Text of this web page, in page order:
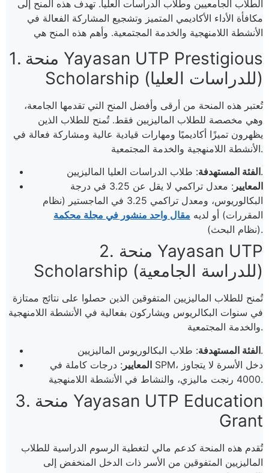
الطلاب الجامعيين وطلاب الدراسات العليا. تهدف هذه المنح إلى
مكافأة الأداء الأكاديمي المتميز وتشجيع المشاركة الفعالة في
الأنشطة اللامنهجية والخدمة المجتمعية. وأهم هذه المنح هي
1. منحة Yayasan UTP Prestigious
Scholarship (للدراسات العليا)
تُعتبر هذه المنحة من أرقى وأفضل المنح التي تقدمها الجامعة،
وهي مخصصة للطلاب الماليزيين فقط. تُمنح للطلاب الذين
يظهرون تميزًا أكاديميًا ومهارات قيادية عالية ومشاركة فعالة في
الأنشطة اللامنهجية والخدمة المجتمعية.
الفئة المستهدفة: طلاب الدراسات العليا الماليزيين.
المعايير
: معدل تراكمي لا يقل عن 3.25 في درجة
البكالوريوس، ومعدل تراكمي 3.25 في الماجستير (نظام
المقررات) أو لديه مقال واحد منشور في مجلة محكمة
(نظام البحث).
2. منحة Yayasan UTP
Scholarship (للدراسة الجامعية)
تُمنح للطلاب الماليزيين المتفوقين الذين حصلوا على نتائج ممتازة
في سنوات البكالريوس ويشاركون بفعالية في الأنشطة اللامنهجية
والخدمة المجتمعية.
الفئة المستهدفة: طلاب البكالوريوس الماليزيين.
المعايير : درجات كاملة في SPM، دخل الأسرة لا يتجاوز
4000 رنجت ماليزي، والنشاط في الأنشطة اللامنهجية.
3. منحة Yayasan UTP Education
Grant
تُقدم هذه المنحة كدعم مالي لتغطية الرسوم الدراسية للطلاب
الماليزيين المتفوقين من الأسر ذات الدخل المنخفض إلى